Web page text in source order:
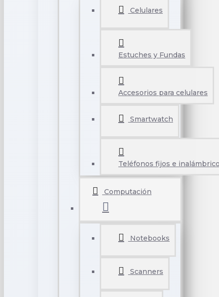
Celulares
Estuches y Fundas
Accesorios para celulares
Smartwatch
Teléfonos fijos e
Computación
Notebooks
Scanners